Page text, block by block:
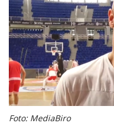
Foto: MediaBiro